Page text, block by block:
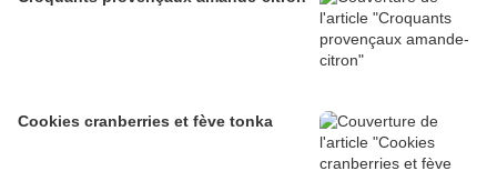
Cookies cranberries et fève tonka